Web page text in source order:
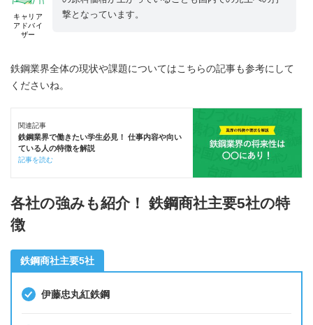
キャリア
アドバイ
ザー
撃となっています。
鉄鋼業界全体の現状や課題についてはこちらの記事も参考にして
くださいね。
関連記事
鉄鋼業界で働きたい学生必見！ 仕事内容や向い
ている人の特徴を解説
記事を読む
各社の強みも紹介！ 鉄鋼商社主要5社の特
徴
鉄鋼商社主要5社
伊藤忠丸紅鉄鋼